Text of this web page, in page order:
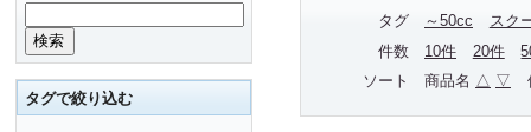
タグ ～50cc
スク
件数
10件 20件
ソート
商品名 △ ▽
タグで絞り込む